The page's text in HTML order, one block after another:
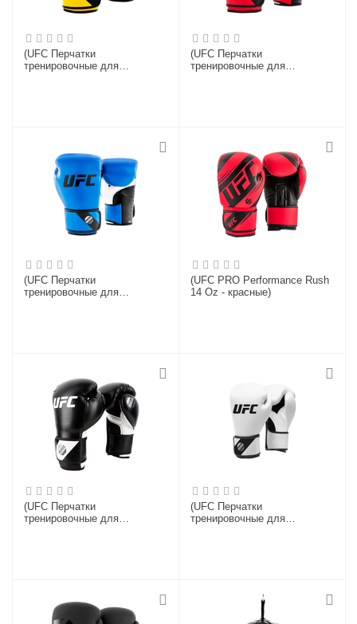
(UFC Перчатки
тренировочные для
(UFC Перчатки
тренировочные для
(UFC Перчатки
тренировочные для
(UFC PRO Performance Rush
14 Oz - красные)
(UFC Перчатки
тренировочные для
(UFC Перчатки
тренировочные для